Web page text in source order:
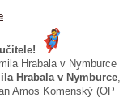
Hrabala v Nymburce
Hrabala v Nymburce
Amos Komenský (OP